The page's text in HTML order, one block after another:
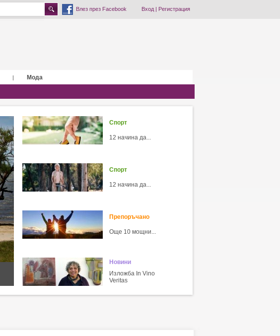
Влез през Facebook Вход| Регистрация
| Мода
Спорт
12 начина да...
Спорт
12 начина да...
Препоръчано
Още 10 мощни...
Новини
Изложба In Vino
Veritas